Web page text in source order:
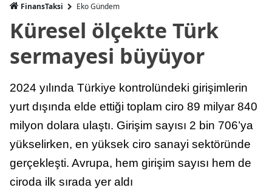
FinansTaksi Eko Gündem
Küresel ölçekte Türk
sermayesi büyüyor
2024 yılında Türkiye kontrolündeki girişimlerin
yurt dışında elde ettiği toplam ciro 89 milyar 840
milyon dolara ulaştı. Girişim sayısı 2 bin 706’ya
yükselirken, en yüksek ciro sanayi sektöründe
gerçekleşti. Avrupa, hem girişim sayısı hem de
ciroda ilk sırada yer aldı